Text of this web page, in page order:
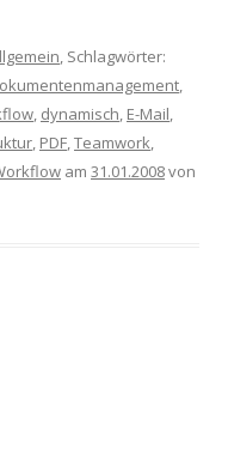
, Schlagwörter:
,
, dynamisch, E-Mail,
, PDF,Teamwork,
am 31.01.2008von